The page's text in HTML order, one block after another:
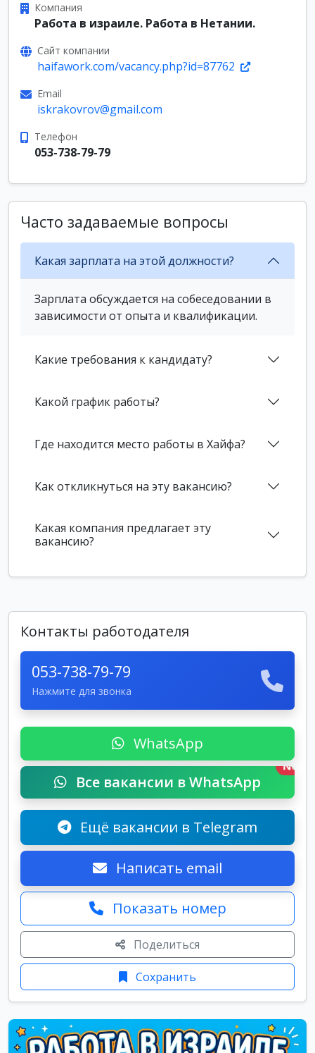
Компания
Работа в израиле. Работа в Нетании.
Сайт компании
haifawork.com/vacancy.php?id=87762
Email
iskrakovrov@gmail.com
Телефон
053-738-79-79
Часто задаваемые вопросы
Какая зарплата на этой должности?
Зарплата обсуждается на собеседовании в
зависимости от опыта и квалификации.
Какие требования к кандидату?
Какой график работы?
Где находится место работы в Хайфа?
Как откликнуться на эту вакансию?
Какая компания предлагает эту
вакансию?
Контакты работодателя
053-738-79-79
Нажмите для звонка
WhatsApp
Все вакансии в WhatsApp
New
Ещё вакансии в Telegram
Написать email
Показать номер
Поделиться
Сохранить